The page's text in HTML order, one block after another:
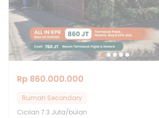
Rp 860.000.000
Rumah Secondary
Cicilan 7.3 Juta/bulan